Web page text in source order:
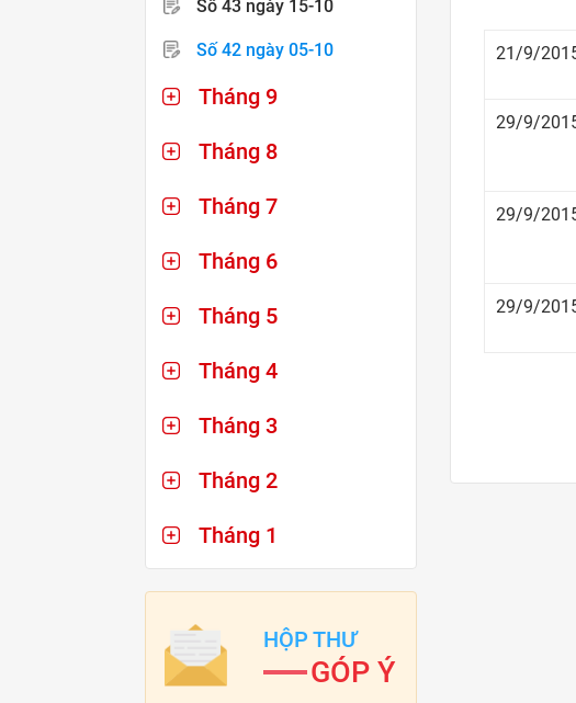
Số 43 ngày 15-10
Số 42 ngày 05-10
Tháng 9
Tháng 8
Tháng 7
Tháng 6
Tháng 5
Tháng 4
Tháng 3
Tháng 2
Tháng 1
HỘP THƯ
GÓP Ý
21/9/
29/9/
29/9/
29/9/